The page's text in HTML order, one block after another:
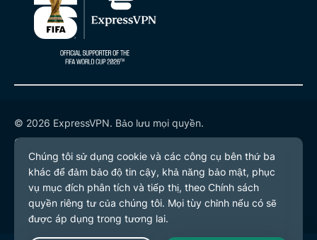
© 2026 ExpressVPN. Bảo lưu mọi quyền.
Chính sách quyền riêng tư
Điều khoản dịch vụ
Tùy chọn cookie